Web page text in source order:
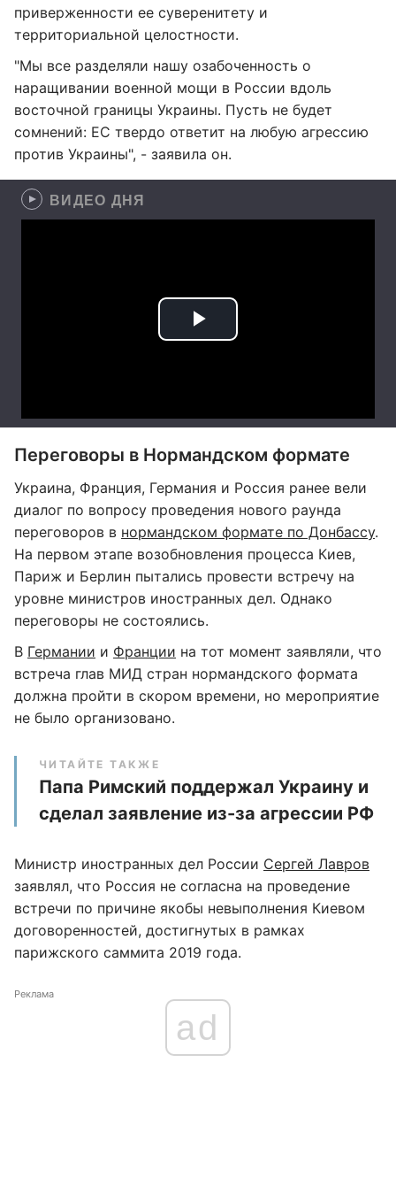
приверженности ее суверенитету и
территориальной целостности.
"Мы все разделяли нашу озабоченность о
наращивании военной мощи в России вдоль
восточной границы Украины. Пусть не будет
сомнений: ЕС твердо ответит на любую агрессию
против Украины", - заявила он.
ВИДЕО ДНЯ
Переговоры в Нормандском формате
Украина, Франция, Германия и Россия ранее вели
диалог по вопросу проведения нового раунда
переговоров в нормандском формате по Донбассу.
На первом этапе возобновления процесса Киев,
Париж и Берлин пытались провести встречу на
уровне министров иностранных дел. Однако
переговоры не состоялись.
В Германии и Франции на тот момент заявляли, что
встреча глав МИД стран нормандского формата
должна пройти в скором времени, но мероприятие
не было организовано.
ЧИТАЙТЕ ТАКЖЕ
Папа Римский поддержал Украину и
сделал заявление из-за агрессии РФ
Министр иностранных дел России Сергей Лавров
заявлял, что Россия не согласна на проведение
встречи по причине якобы невыполнения Киевом
договоренностей, достигнутых в рамках
парижского саммита 2019 года.
Реклама
ad